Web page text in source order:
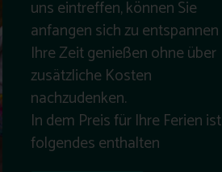
uns eintreffen, können Sie
anfangen sich zu
Ihre Zeit genießen ohne über
zusätzliche Kosten
nachzudenken.
In dem Preis für Ihre Ferien ist
folgendes enthalten